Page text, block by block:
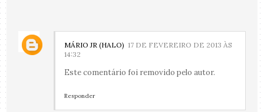
MÁRIO JR (HALO) 17 DE FEVEREIRO DE 2013 ÀS
14:32
Este comentário foi removido pelo autor.
Responder